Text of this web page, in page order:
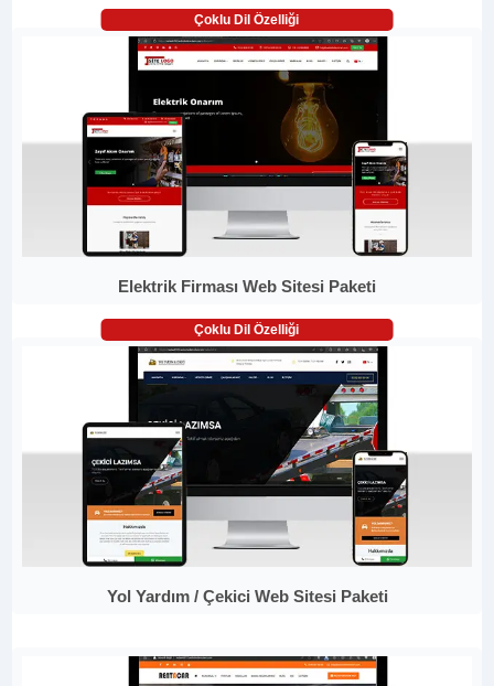
Çoklu Dil Özelliği
Elektrik Firması Web Sitesi Paketi
Çoklu Dil Özelliği
Yol Yardım / Çekici Web Sitesi Paketi